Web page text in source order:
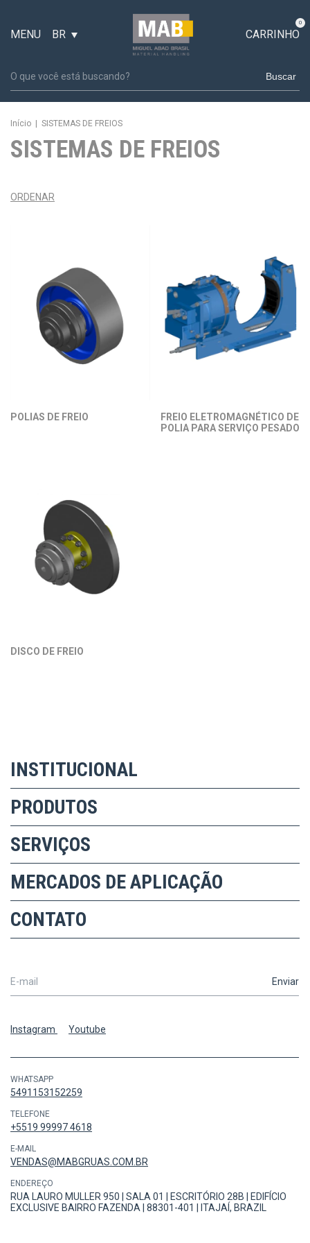
MENU BR CARRINHO
0
Buscar
Início SISTEMAS DE FREIOS
SISTEMAS DE FREIOS
ORDENAR
POLIAS DE FREIO
FREIO ELETROMAGNÉTICO DE
POLIA PARA SERVIÇO PESADO
DISCO DE FREIO
INSTITUCIONAL
PRODUTOS
SERVIÇOS
MERCADOS DE APLICAÇÃO
CONTATO
Instagram Youtube
WHATSAPP
5491153152259
TELEFONE
+5519 99997 4618
E-MAIL
VENDAS@MABGRUAS.COM.BR
ENDEREÇO
RUA LAURO MULLER 950 | SALA 01 | ESCRITÓRIO 28B | EDIFÍCIO
EXCLUSIVE BAIRRO FAZENDA | 88301-401 | ITAJAÍ, BRAZIL